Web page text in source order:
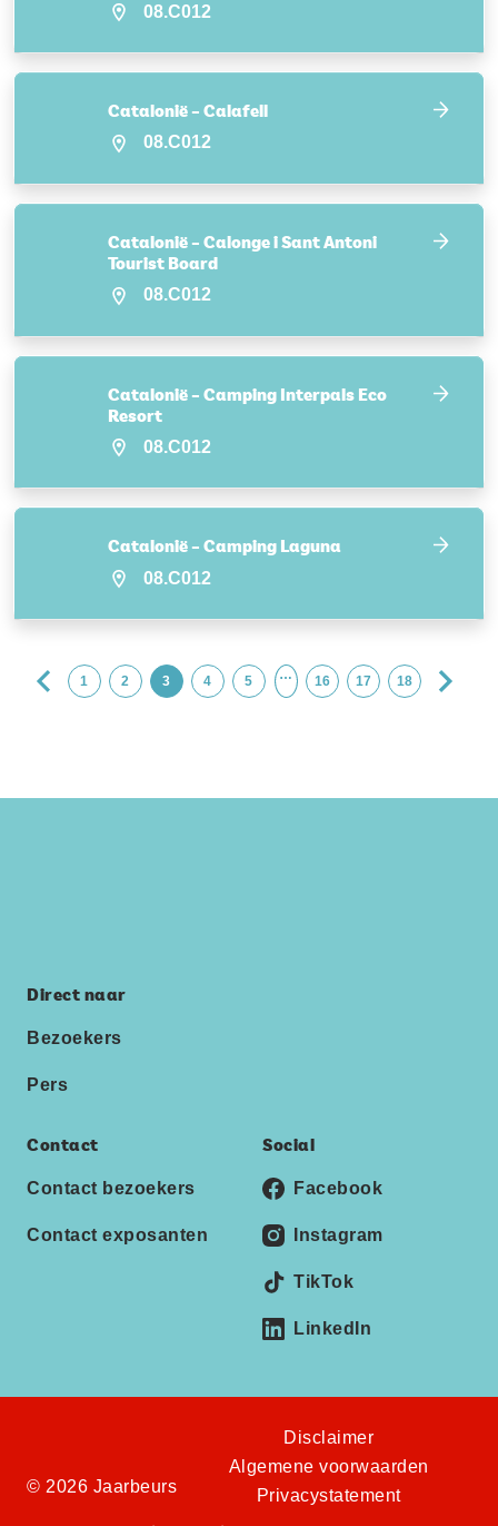
08.C012
Catalonië – Calafell
08.C012
Catalonië – Calonge i Sant Antoni
Tourist Board
08.C012
Catalonië – Camping Interpals Eco
Resort
08.C012
Catalonië – Camping Laguna
08.C012
1 2 3 4 5 … 16 17 18
Direct naar
Bezoekers
Pers
Contact
Contact bezoekers
Contact exposanten
Social
Facebook
Instagram
TikTok
LinkedIn
© 2026 Jaarbeurs
Disclaimer
Algemene voorwaarden
Privacystatement